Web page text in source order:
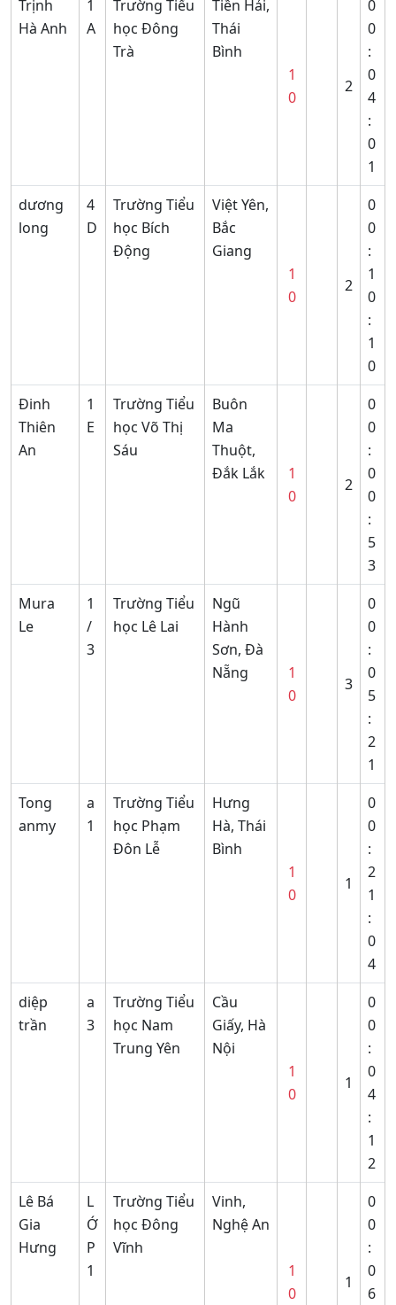
Trịnh
Hà Anh
1
A
Trường Tiểu
học Đông
Trà
Tiền Hải,
Thái
Bình
1
0
2
0
0
:
0
4
:
0
1
dương
long
4
D
Trường Tiểu
học Bích
Động
Việt Yên,
Bắc
Giang
1
0
2
0
0
:
1
0
:
1
0
Đinh
Thiên
An
1
E
Trường Tiểu
học Võ Thị
Sáu
Buôn
Ma
Thuột,
Đắk Lắk
1
0
2
0
0
:
0
0
:
5
3
Mura
Le
1
/
3
Trường Tiểu
học Lê Lai
Ngũ
Hành
Sơn, Đà
Nẵng
1
0
3
0
0
:
0
5
:
2
1
Tong
anmy
a
1
Trường Tiểu
học Phạm
Đôn Lễ
Hưng
Hà, Thái
Bình
1
0
1
0
0
:
2
1
:
0
4
diệp
trần
a
3
Trường Tiểu
học Nam
Trung Yên
Cầu
Giấy, Hà
Nội
1
0
1
0
0
:
0
4
:
1
2
Lê Bá
Gia
Hưng
L
Ớ
P
1
Trường Tiểu
học Đông
Vĩnh
Vinh,
Nghệ An
1
0
1
0
0
:
0
6